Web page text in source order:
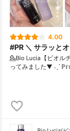
4.00
#PR ＼ サラッと
💁Bio Lucia【ビオル
ってみました⁡⁡⁡⁡▼⁡⁡ ˗ˏˋ